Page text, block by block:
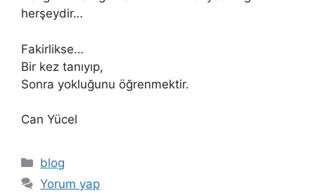
herşeydir…
Fakirlikse…
Bir kez tanıyıp,
Sonra yokluğunu öğrenmektir.
Can Yücel
Kategoriler
blog
Yorum yap